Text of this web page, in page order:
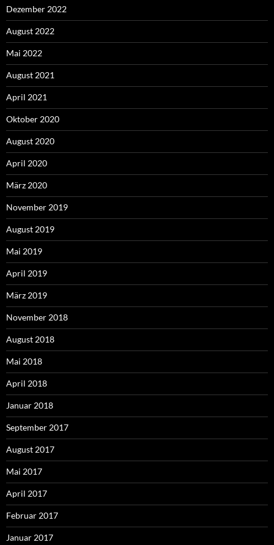
Dezember 2022
August 2022
Mai 2022
August 2021
April 2021
Oktober 2020
August 2020
April 2020
März 2020
November 2019
August 2019
Mai 2019
April 2019
März 2019
November 2018
August 2018
Mai 2018
April 2018
Januar 2018
September 2017
August 2017
Mai 2017
April 2017
Februar 2017
Januar 2017